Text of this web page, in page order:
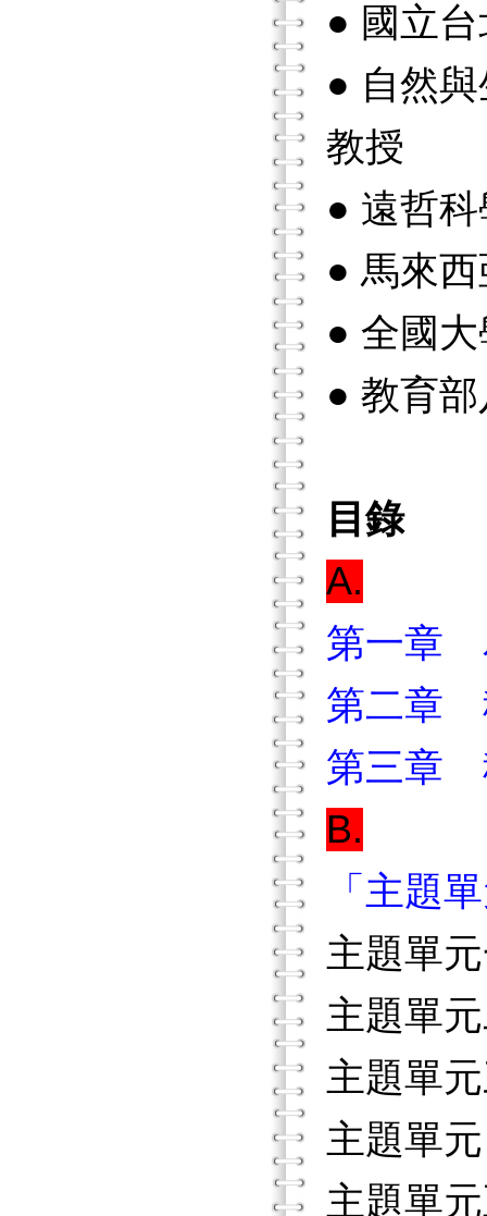
● 國立
● 自然
教授
● 遠哲
● 馬來
● 全國
● 教育
目錄
A.
第一章
第二章
第三章
B.
「主題
主題單
主題單
主題單
主題單
主題單